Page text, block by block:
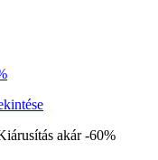
akár -60%